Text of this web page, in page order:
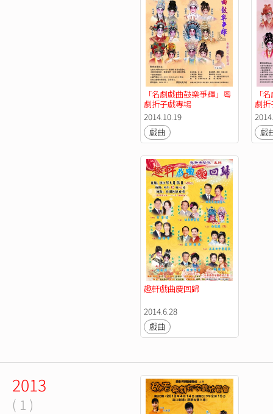
「名劇戲曲鼓樂爭輝」粵
劇折子戲專場
2014.10.19
戲曲
「
劇
戲
趣軒戲曲慶回歸
2014.6.28
戲曲
2013
( 1 )